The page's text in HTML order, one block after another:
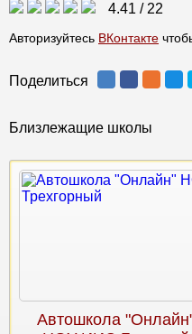
4.41 / 22
Авторизуйтесь ВКонтакте
Поделиться
Близлежащие школы
Автошкола